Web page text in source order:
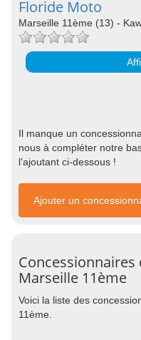
Floride Moto
Marseille 11ème (13) -
Il manque un
nous à compléter notre
l'ajoutant ci-dessous !
Ajouter un
Marseille 11ème
Voici la liste des
11ème.